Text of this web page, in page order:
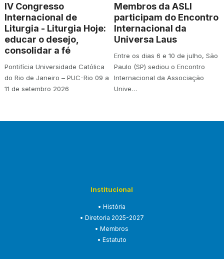
IV Congresso
Internacional de
Liturgia - Liturgia Hoje:
educar o desejo,
consolidar a fé
Pontifícia Universidade Católica
do Rio de Janeiro – PUC-Rio 09 a
11 de setembro 2026
Membros da ASLI
participam do Encontro
Internacional da
Universa Laus
Entre os dias 6 e 10 de julho, São
Paulo (SP) sediou o Encontro
Internacional da Associação
Unive…
Institucional
• História
• Diretoria 2025-2027
• Membros
• Estatuto